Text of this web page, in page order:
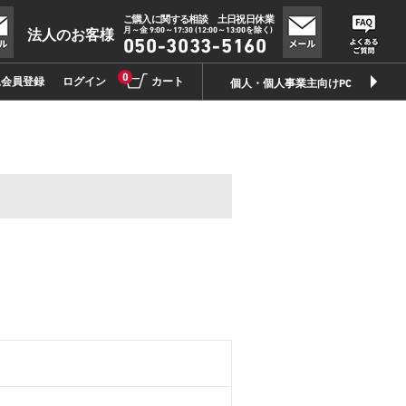
員登録 ログイン カート
0 個人・個人事業主向けPC
法人のお客様
ご購入に関する相談 土日祝日休業
月～金 9:00～17:30 (12:00～13:00を除く)
050-3033-5160